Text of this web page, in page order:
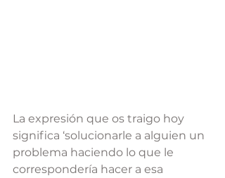
La expresión que os traigo hoy
significa ‘solucionarle a alguien un
problema haciendo lo que le
correspondería hacer a esa